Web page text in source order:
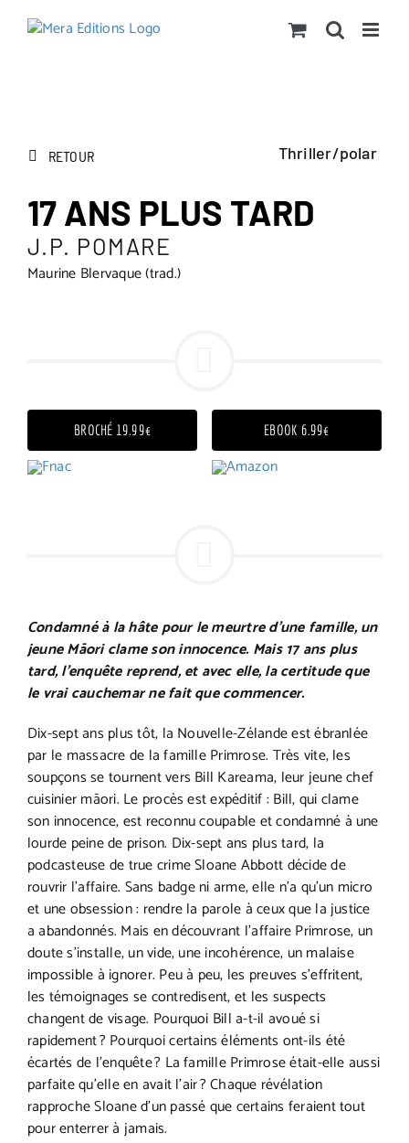
RETOUR Thriller/polar
17 ANS PLUS TARD
J.P. POMARE
Maurine Blervaque (trad.)
BROCHÉ 19.99€ EBOOK 6.99€
Condamné à la hâte pour le meurtre d’une famille, un
jeune Māori clame son innocence. Mais 17 ans plus
tard, l’enquête reprend, et avec elle, la certitude que
le vrai cauchemar ne fait que commencer.
Dix-sept ans plus tôt, la Nouvelle-Zélande est ébranlée
par le massacre de la famille Primrose. Très vite, les
soupçons se tournent vers Bill Kareama, leur jeune chef
cuisinier māori. Le procès est expéditif : Bill, qui clame
son innocence, est reconnu coupable et condamné à une
lourde peine de prison. Dix-sept ans plus tard, la
podcasteuse de true crime Sloane Abbott décide de
rouvrir l’affaire. Sans badge ni arme, elle n’a qu’un micro
et une obsession : rendre la parole à ceux que la justice
a abandonnés. Mais en découvrant l’affaire Primrose, un
doute s’installe, un vide, une incohérence, un malaise
impossible à ignorer. Peu à peu, les preuves s’effritent,
les témoignages se contredisent, et les suspects
changent de visage. Pourquoi Bill a-t-il avoué si
rapidement ? Pourquoi certains élémentsont-ils été
écartés de l’enquête ? La famille Primrose était-elle aussi
parfaite qu’elle en avait l’air ? Chaque révélation
rapproche Sloane d’un passé que certains feraienttout
pour enterrer à jamais.